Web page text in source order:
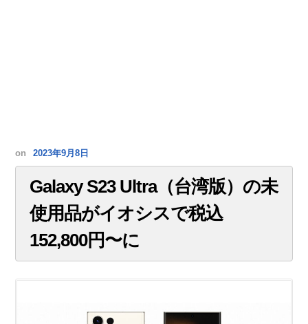
on 2023年9月8日
Galaxy S23 Ultra（台湾版）の未
使用品がイオシスで税込
152,800円〜に